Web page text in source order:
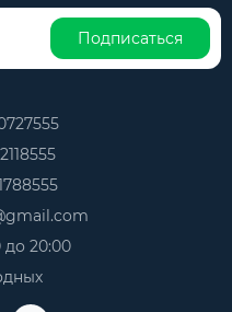
Подписаться
до 20:00